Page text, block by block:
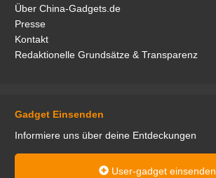
Über China-Gadgets.de
Presse
Kontakt
Redaktionelle Grundsätze & Transparenz
Gadget Einsenden
Informiere uns über deine Entdeckungen
User-gadget einsenden